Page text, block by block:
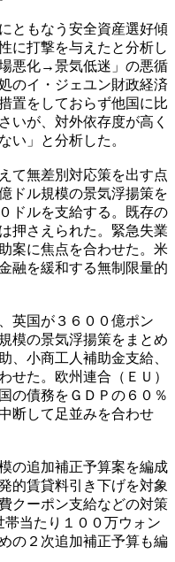
ともなう安全資産選好傾
に打撃を与えたと分析し
悪化→景気低迷」の悪循
のイ・ジェユン財政経済
置をしておらず他国に比
いが、対外依存度が高く
い」と分析した。
て無差別対応策を出す点
ドル規模の景気浮揚策を
ドルを支給する。既存の
押さえられた。緊急失業
案に焦点を合わせた。米
融を緩和する無制限量的
英国が３６００億ポン
模の景気浮揚策をまとめ
、小商工人補助金支給、
せた。欧州連合（ＥＵ）
の債務をＧＤＰの６０％
断して足並みを合わせ
の追加補正予算案を編成
的賃貸料引き下げを対象
クーポン支給などの対策
当たり１００万ウォン
の２次追加補正予算も編